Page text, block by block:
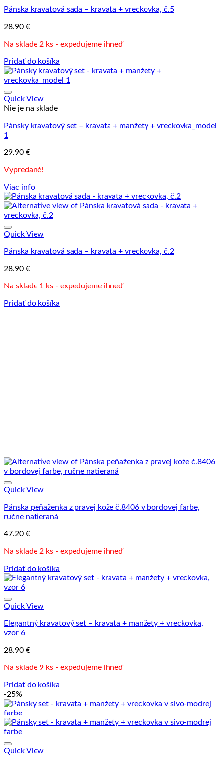
Pánska kravatová sada – kravata + vreckovka, č.5
28.90 €
Na sklade 2 ks - expedujeme ihneď
Pridať do košíka
Quick View
Nie je na sklade
Pánsky kravatový set – kravata + manžety + vreckovka_model
1
29.90 €
Vypredané!
Viac info
Quick View
Pánska kravatová sada – kravata + vreckovka, č.2
28.90 €
Na sklade 1 ks - expedujeme ihneď
Pridať do košíka
Quick View
Pánska peňaženka z pravej kože č.8406 v bordovej farbe,
ručne natieraná
47.20 €
Na sklade 2 ks - expedujeme ihneď
Pridať do košíka
Quick View
Elegantný kravatový set – kravata + manžety + vreckovka,
vzor 6
28.90 €
Na sklade 9 ks - expedujeme ihneď
Pridať do košíka
-25%
Quick View